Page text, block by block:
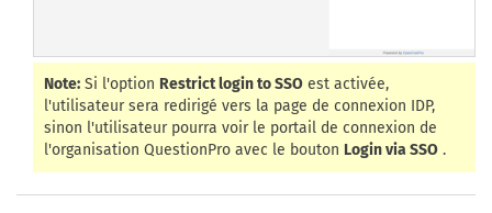
Note: Si l'option Restrict login to SSO est activée,
l'utilisateur sera redirigé vers la page de connexion IDP,
sinon l'utilisateur pourra voir le portail de connexion de
l'organisation QuestionPro avec le bouton Login via SSO .